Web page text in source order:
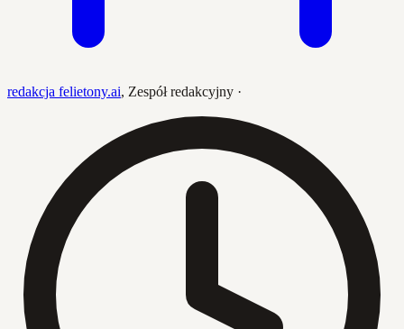
redakcja felietony.ai, Zespół redakcyjny ·